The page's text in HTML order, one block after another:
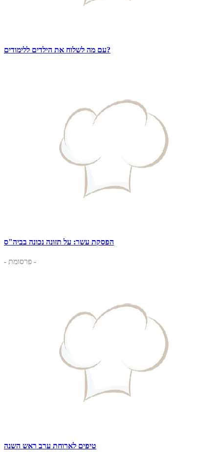
עם מה לשלוח את הילדים ללימודים?
הפסקת עשר: על תזונה נכונה בביה"ס
- פרסומת -
טיפים לארוחת ערב ראש השנה